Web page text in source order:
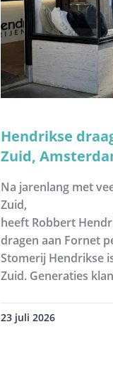
Hendrikse
Zuid,
Na jarenlang met
Zuid,
heeft Robbert
dragen aan Fornet
Stomerij Hendrikse
Zuid. Generaties
23 juli 2026